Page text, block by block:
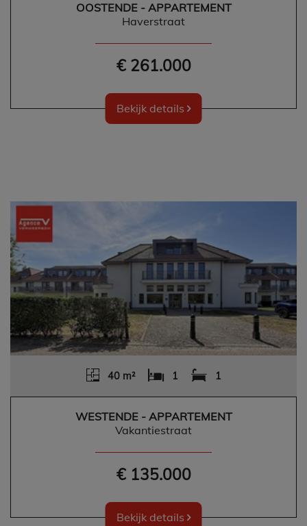
OOSTENDE - APPARTEMENT
Haverstraat
€ 261.000
Bekijk details
40 m² 1 1
WESTENDE - APPARTEMENT
Vakantiestraat
€ 135.000
Bekijk details